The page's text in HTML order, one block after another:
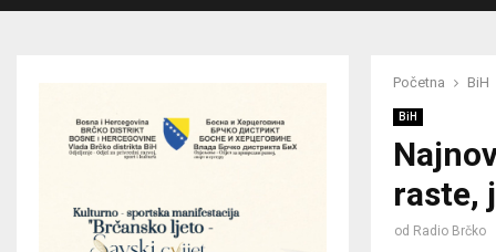
Početna BiH
BiH
raste,
od Radio Brčko